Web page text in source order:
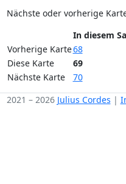
Nächste oder vorherige
In diesem
Vorherige Karte68
Diese Karte
69
Nächste Karte
70
2021 – 2026 Julius Cordes |